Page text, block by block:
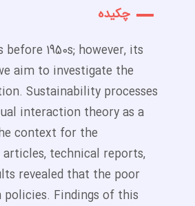
چکیده
1950s; however, its
aim to investigate the
Sustainability processes
interaction theory as a
context for the
technical reports,
revealed that the poor
Findings of this